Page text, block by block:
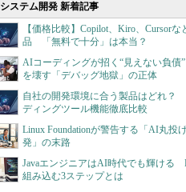
システム開発 新着記事
【価格比較】Copilot、Kiro、Cursorな
品 「無料で十分」は本当？
AIコーディングが招く“見えない負
を壊す「デバッグ地獄」の正体
自社の開発環境に合う製品はどれ？
ディングツール機能徹底比較
Linux Foundationが警告する「AI丸投
発」の末路
JavaエンジニアはAI時代でも輝ける
組み込む3ステップとは